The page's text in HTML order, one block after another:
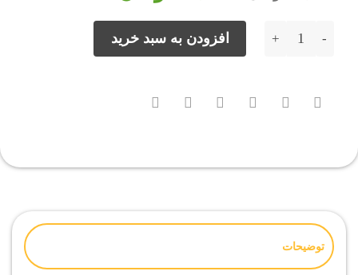
15,000 تومان
بود.
افزودن به سبد خرید
توضیحات